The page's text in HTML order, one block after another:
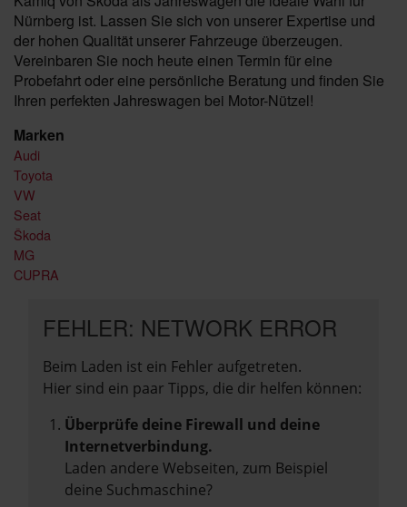
Nürnberg ist. Lassen Sie sich von unserer Expertise und
der hohen Qualität unserer Fahrzeuge überzeugen.
Vereinbaren Sie noch heute einen Termin für eine
Probefahrt oder eine persönliche Beratung und finden Sie
Ihren perfekten Jahreswagen bei Motor-Nützel!
Marken
Audi
Toyota
VW
Seat
Škoda
MG
CUPRA
FEHLER: NETWORK ERROR
Beim Laden ist ein Fehler aufgetreten.
Hier sind ein paar Tipps, die dir helfen können:
Überprüfe deine Firewall und deine
Internetverbindung.
Laden andere Webseiten, zum Beispiel
deine Suchmaschine?